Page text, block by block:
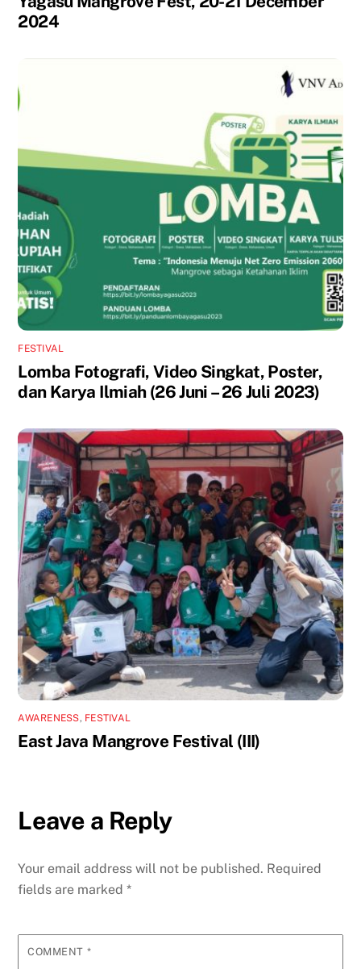
2024
FESTIVAL
Lomba Fotografi, Video Singkat, Poster,
dan Karya Ilmiah (26 Juni – 26 Juli 2023)
AWARENESS, FESTIVAL
East Java Mangrove Festival (III)
Leave a Reply
Your email address will not be published. Required
fields are marked*
COMMENT *